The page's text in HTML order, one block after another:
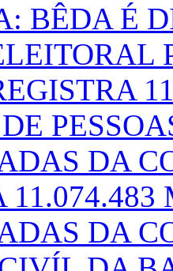
BÊDA É
11.074.483
DA